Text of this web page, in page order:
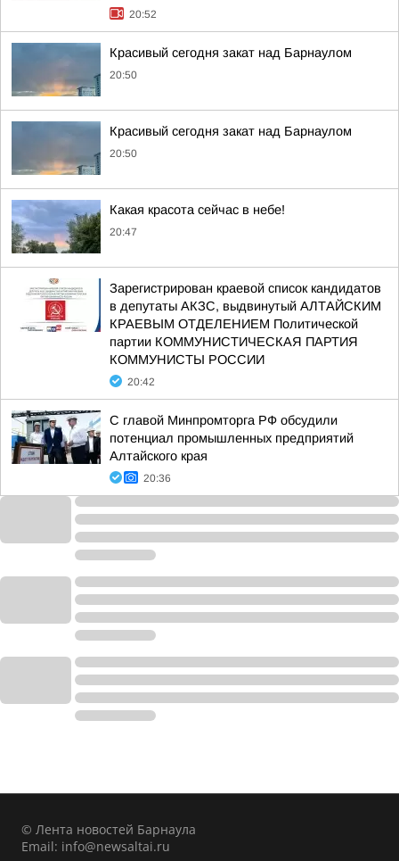
20:52
Красивый сегодня закат над Барнаулом
20:50
Красивый сегодня закат над Барнаулом
20:50
Какая красота сейчас в небе!
20:47
Зарегистрирован краевой список кандидатов
в депутаты АКЗС, выдвинутый АЛТАЙСКИМ
КРАЕВЫМ ОТДЕЛЕНИЕМ Политической
партии КОММУНИСТИЧЕСКАЯ ПАРТИЯ
КОММУНИСТЫ РОССИИ
20:42
С главой Минпромторга РФ обсудили
потенциал промышленных предприятий
Алтайского края
20:36
© Лента новостей Барнаула
Email: info@newsaltai.ru